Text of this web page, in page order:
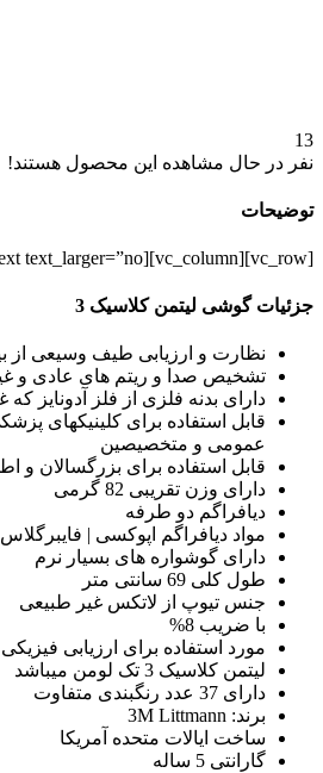
13
نفر در حال مشاهده این محصول هستند!
توضیحات
[vc_row][vc_column][vc_column_text text_larger=”no”]
جزئیات گوشی لیتمن کلاسیک 3
نظارت و ارزیابی طیف وسیعی از
تشخیص صدا و ریتم های عادی و
دارای بدنه فلزی از فلز آدونایز
قابل استفاده برای کلینیکهای
عمومی و متخصیصین
قابل استفاده برای بزرگسالان و
دارای وزن تقریبی 82 گرمی
دیافراگم دو طرفه
مواد دیافراگم اپوکسی | فایبرگلاس
دارای گوشواره های بسیار نرم
طول کلی 69 سانتی متر
جنس تیوپ از لاتکس غیر طبیعی
با ضریب 8%
مورد استفاده برای ارزیابی
لیتمن کلاسیک 3 تک لومن میباشد
دارای 37 عدد رنگبندی متفاوت
برند: 3M Littmann
ساخت ایالات متحده آمریکا
گارانتی 5 ساله